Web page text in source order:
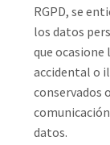
RGPD, se
los datos
que
accidental o
conservados
datos.